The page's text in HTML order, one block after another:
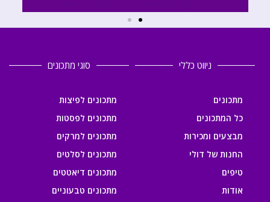
ניווט כללי
מתכונים
כל המתכונים
מבצעים ומכירות
החנות של דולי
טיפים
אודות
סוגי מתכונים
מתכונים לפיצות
מתכונים לפסטות
מתכונים למרקים
מתכונים לסלטים
מתכונים דיאטטים
מתכונים טבעוניים